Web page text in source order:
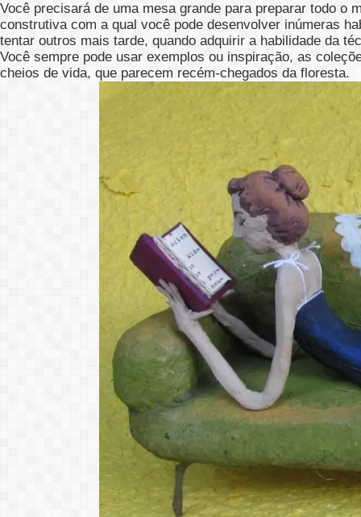
Você precisará de uma mesa grande para preparar todo o
construtiva com a qual você pode desenvolver inúmeras
tentar outros mais tarde, quando adquirir a habilidade da
Você sempre pode usar exemplos ou inspiração, as
cheios de vida, que parecem recém-chegados da floresta.